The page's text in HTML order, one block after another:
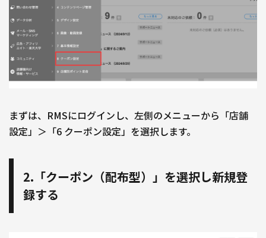
まずは、RMSにログインし、左側のメニューから「店舗
設定」＞「6 クーポン設定」を選択します。
2.「クーポン（配布型）」を選択し新規登
録する